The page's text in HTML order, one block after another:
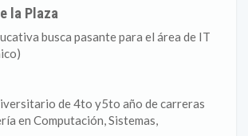
la Plaza
busca pasante para el área de IT
de 4to y5to año de carreras
en Computación, Sistemas,